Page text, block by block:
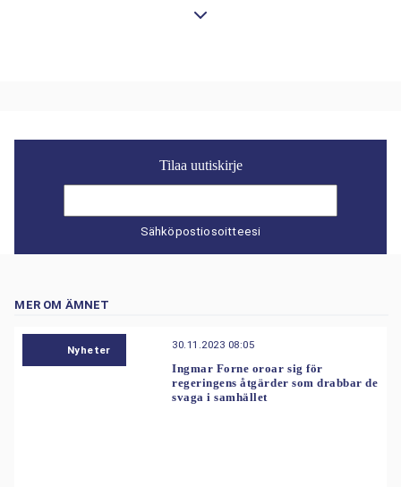
Tilaa uutiskirje
Sähköpostiosoitteesi
MER OM ÄMNET
Nyheter 30.11.2023 08:05
Ingmar Forne oroar sig för
regeringens åtgärder som drabbar de
svaga i samhället